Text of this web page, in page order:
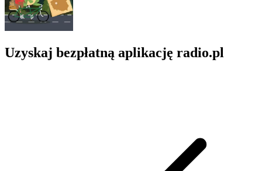
Uzyskaj bezpłatną aplikację radio.pl